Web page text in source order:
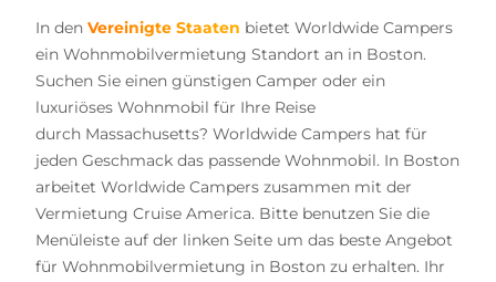
In den Vereinigte Staaten bietet Worldwide Campers
ein Wohnmobilvermietung Standort an in Boston.
Suchen Sie einen günstigen Camper oder ein
luxuriöses Wohnmobil für Ihre Reise
durch Massachusetts? Worldwide Campers hat für
jeden Geschmack das passende Wohnmobil. In Boston
arbeitet Worldwide Campers zusammen mit der
Vermietung Cruise America. Bitte benutzen Sie die
Menüleiste auf der linken Seite um das beste Angebot
für Wohnmobilvermietung in Boston zu erhalten. Ihr